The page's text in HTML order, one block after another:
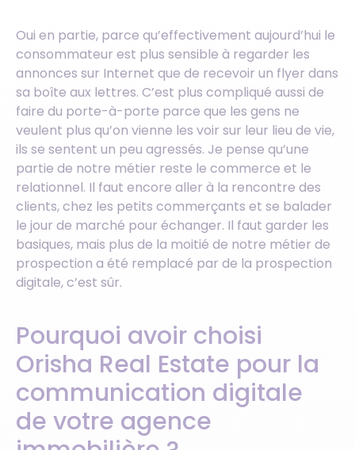
Oui en partie, parce qu’effectivement aujourd’hui le
consommateur est plus sensible à regarder les
annonces sur Internet que de recevoir un flyer dans
sa boîte aux lettres. C’est plus compliqué aussi de
faire du porte-à-porte parce que les gens ne
veulent plus qu’on vienne les voir sur leur lieu de vie,
ils se sentent un peu agressés. Je pense qu’une
partie de notre métier reste le commerce et le
relationnel. Il faut encore aller à la rencontre des
clients, chez les petits commerçants et se balader
le jour de marché pour échanger. Il faut garder les
basiques, mais plus de la moitié de notre métier de
prospection a été remplacé par de la prospection
digitale, c’est sûr.
Pourquoi avoir choisi
Orisha Real Estate pour la
communication digitale
de votre agence